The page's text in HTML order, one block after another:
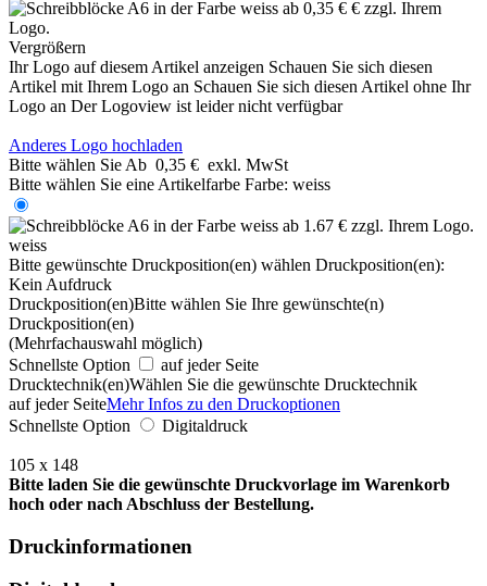
Vergrößern
Ihr Logo auf diesem Artikel anzeigen Schauen Sie sich diesen
Artikel mit Ihrem Logo an Schauen Sie sich diesen Artikel ohne Ihr
Logo an Der Logoview ist leider nicht verfügbar
Anderes Logo hochladen
Bitte wählen Sie Ab 0,35 € exkl. MwSt
Bitte wählen Sie eine Artikelfarbe Farbe: weiss
weiss
Bitte gewünschte Druckposition(en) wählen Druckposition(en):
Kein Aufdruck
Druckposition(en)Bitte wählen Sie Ihre gewünschte(n)
Druckposition(en)
(Mehrfachauswahl möglich)
Schnellste Option
auf jeder Seite
Drucktechnik(en)Wählen Sie die gewünschte Drucktechnik
auf jeder SeiteMehr Infos zu den Druckoptionen
Schnellste Option
Digitaldruck
105 x 148
Bitte laden Sie die gewünschte Druckvorlage im Warenkorb
hoch oder nach Abschluss der Bestellung.
Druckinformationen